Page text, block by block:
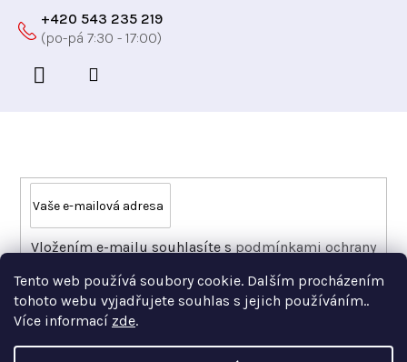
Tento web používá soubory cookie. Dalším procházením
tohoto webu vyjadřujete souhlas s jejich používáním..
Více informací zde.
+420 543 235 219
Vložením e-mailu souhlasíte spodmínkami ochrany
PŘIHLÁSIT SE